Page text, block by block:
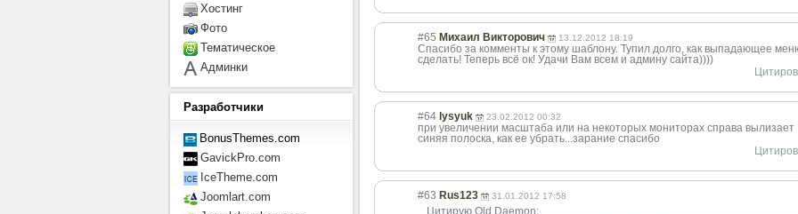
#65 Михаил Викторович 13.12.2012 18:19
Спасибо за комменты к этому шаблону. Тупил долго, как выпадающее
сделать! Теперь всё ок! Удачи Вам всем и админу сайта))))
#64 lysyuk 23.02.2012 00:32
при увеличении масштаба или на некоторых мониторах справа вылизает
синяя полоска, как ее убрать...зарание спасибо
#63 Rus123 31.01.2012 17:58
Цитирую Old Daemon:
Хостинг
Фото
Тематическое
Админки
Разработчики
BonusThemes.com
GavickPro.com
IceTheme.com
Joomlart.com